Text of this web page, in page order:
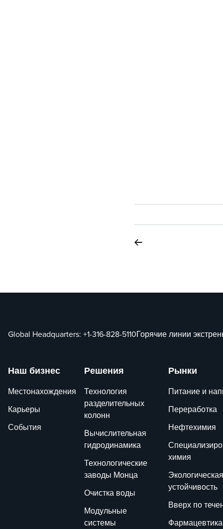
Global Headquarters: +1-316-828-5110Горячие линии
Наш бизнес
Местонахождения
Карьеры
События
Решения
Технология
разделительных
колонн
Вычислительная
гидродинамика
Технологические
заводы Монца
Очистка воды
Модульные
системы
Рынки
Питание и
Переработка
Нефтехимия
химия
Экологическая
устойчивость
Вверх по
Фармацевтика